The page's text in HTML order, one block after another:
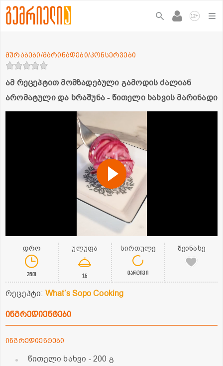
12+
ამ რეცეპტით მომზადებული გამოდის ძალიან
არომატული და ხრაშუნა - წითელი ხახვის მარინადი
მურაბები/მარინადები/კონსერვები
დრო
2წთ
ულუფა
15
სირთულე
მარტივი
შეინახე
რეცეპტი: What’s Sopo Cooking
ინგრედიენტები
ინგრედიენტები
წითელი ხახვი - 200 გ